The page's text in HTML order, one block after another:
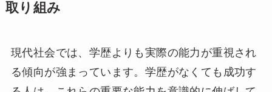
取り組み
現代社会では、学歴よりも実際の能力が重視され
る傾向が強まっています。学歴がなくても成功す